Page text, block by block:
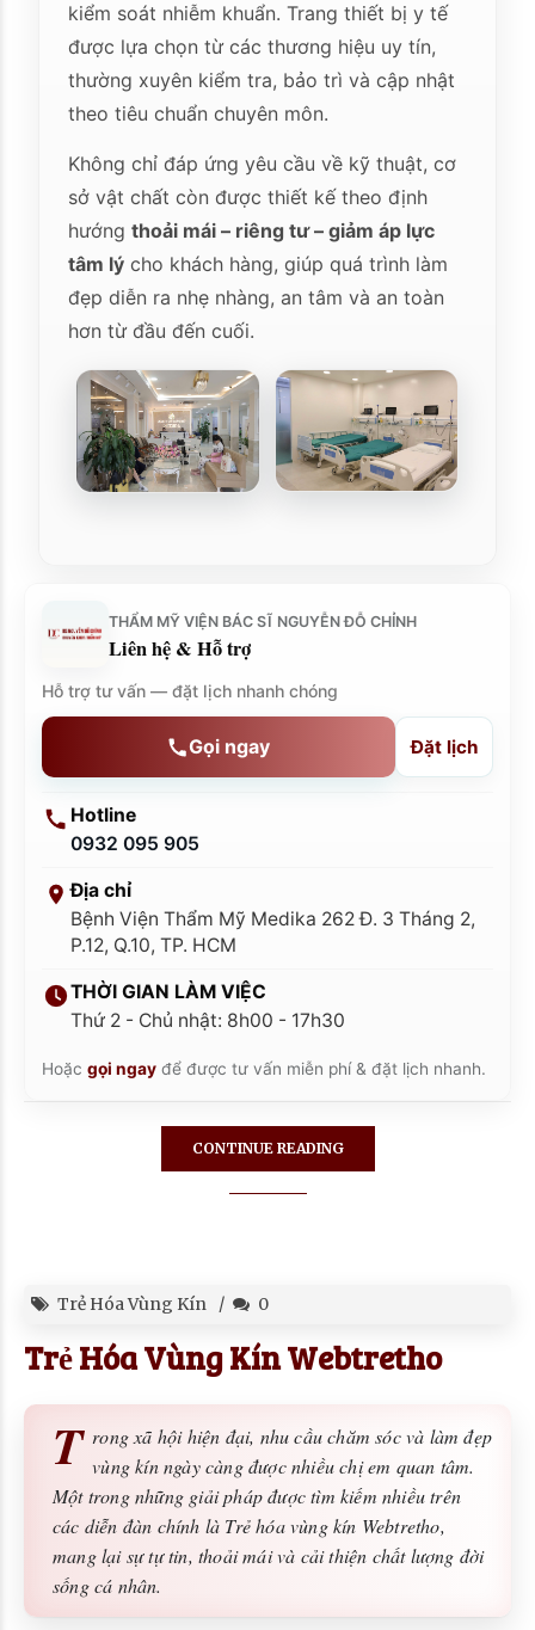
kiểm soát nhiễm khuẩn. Trang thiết bị y tế
được lựa chọn từ các thương hiệu uy tín,
thường xuyên kiểm tra, bảo trì và cập nhật
theo tiêu chuẩn chuyên môn.
Không chỉ đáp ứng yêu cầu về kỹ thuật, cơ
sở vật chất còn được thiết kế theo định
hướngthoải mái – riêng tư – giảm áp lực
tâm lý cho khách hàng, giúp quá trình làm
đẹp diễn ra nhẹ nhàng, an tâm và an toàn
hơn từ đầu đến cuối.
THẨM MỸ VIỆN BÁC SĨ NGUYỄN ĐỖ CHỈNH
Liên hệ & Hỗ trợ
Hỗ trợ tư vấn — đặt lịch nhanh chóng
Gọi ngay Đặt lịch
Hotline
0932 095 905
Địa chỉ
Bệnh Viện Thẩm Mỹ Medika 262 Đ. 3 Tháng 2,
P.12, Q.10, TP. HCM
THỜI GIAN LÀM VIỆC
Thứ 2 - Chủ nhật: 8h00 - 17h30
Hoặc gọi ngay để được tư vấn miễn phí & đặt lịch nhanh.
CONTINUE READING
Trẻ Hóa Vùng Kín 0
Trẻ Hóa Vùng Kín Webtretho
T rong xã hội hiện đại, nhu cầu chăm sóc và làm đẹp
vùng kín ngày càng được nhiều chị em quan tâm.
Một trong những giải pháp được tìm kiếm nhiều trên
các diễn đàn chính là Trẻ hóa vùng kín Webtretho,
mang lại sự tự tin, thoải mái và cải thiện chất lượng đời
sống cá nhân.